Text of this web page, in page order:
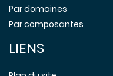
Par domaines
Par composantes
LIENS